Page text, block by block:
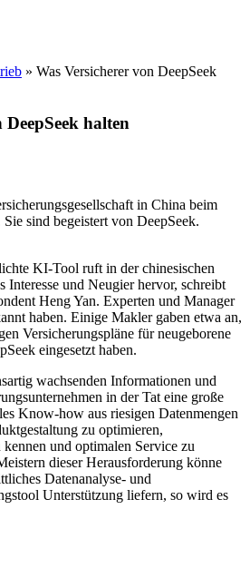
» Was Versicherer von DeepSeek
halten
in China beim
sind begeistert von DeepSeek.
KI-Tool ruft in der chinesischen
Interesse und Neugier hervor, schreibt
Heng Yan. Experten und Manager
haben. Einige Makler gaben etwa an,
Versicherungspläne für neugeborene
eingesetzt haben.
wachsenden Informationen und
in der Tat eine große
Know-how aus riesigen Datenmengen
zu optimieren,
und optimalen Service zu
dieser Herausforderung könne
Datenanalyse- und
Unterstützung liefern, so wird es